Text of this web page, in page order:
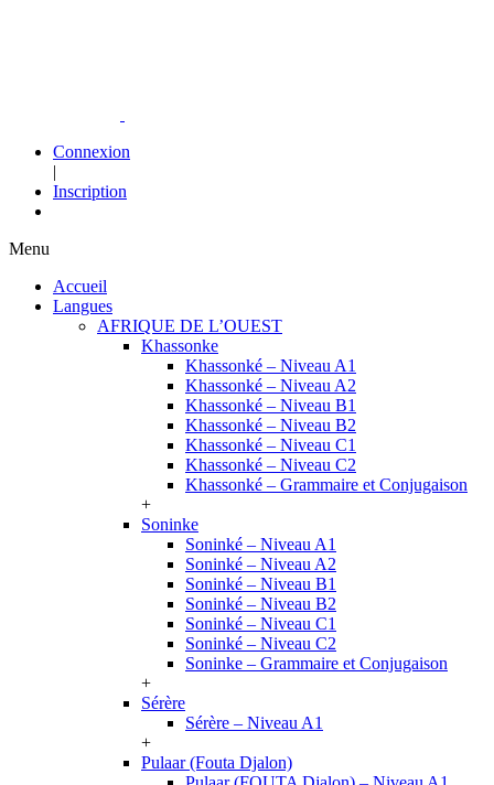
Connexion
|
Inscription
Menu
Accueil
Langues
AFRIQUE DE L’OUEST
Khassonke
Khassonké – Niveau A1
Khassonké – Niveau A2
Khassonké – Niveau B1
Khassonké – Niveau B2
Khassonké – Niveau C1
Khassonké – Niveau C2
Khassonké – Grammaire et Conjugaison
+
Soninke
Soninké – Niveau A1
Soninké – Niveau A2
Soninké – Niveau B1
Soninké – Niveau B2
Soninké – Niveau C1
Soninké – Niveau C2
Soninke – Grammaire et Conjugaison
+
Sérère
Sérère – Niveau A1
+
Pulaar (Fouta Djalon)